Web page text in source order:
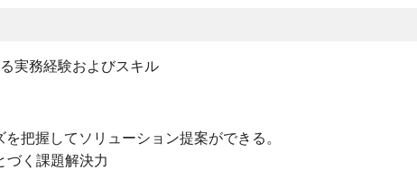
実務経験およびスキル
把握してソリューション提案ができる。
づく課題解決力